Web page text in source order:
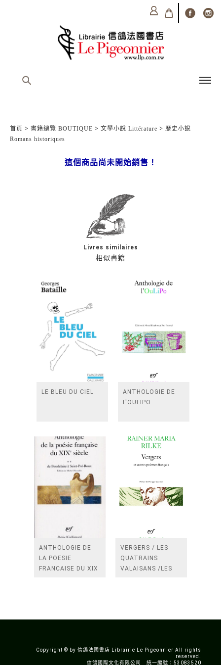
首頁 > 書籍總覽 BOUTIQUE > 文學小說 Littérature > 歷史小說
Romans historiques
這個商品尚未開始銷售！
相似書籍
Livres similaires
LE BLEU DU CIEL
ANTHOLOGIE DE
L'OULIPO
ANTHOLOGIE DE
LA POESIE
FRANCAISE DU XIX
VERGERS / LES
QUATRAINS
VALAISANS /LES
Copyright © by 信鴿法國書店 Librairie Le Pigeonnier All rights
reserved.
信鴿國際文化有限公司 統一編號：53083520